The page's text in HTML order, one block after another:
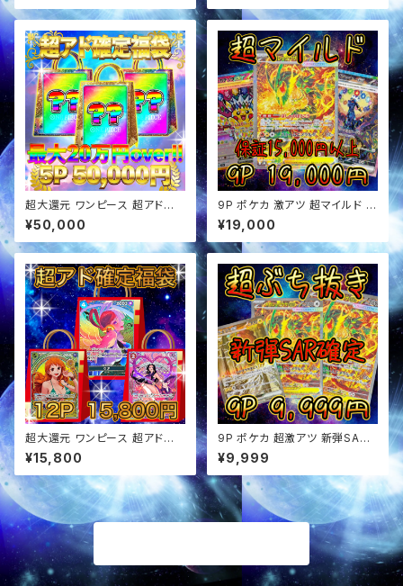
超大還元 ワンピース 超アド確
定福袋 オリパ
¥50,000
9P ポケカ 激アツ 超マイルド オ
リパ
¥19,000
超大還元 ワンピース 超アド確
定福袋 オリパ
¥15,800
9P ポケカ 超激アツ 新弾SAR
確定 ぶち抜き オリパ
¥9,999